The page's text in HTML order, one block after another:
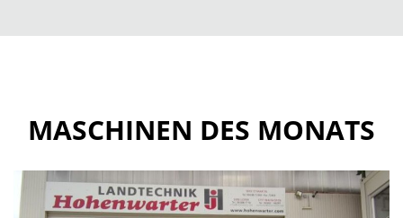
MASCHINEN DES MONATS